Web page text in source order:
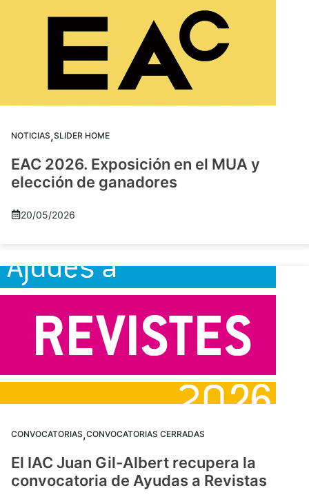
NOTICIAS,SLIDER HOME
EAC 2026. Exposición en el MUA y
elección de ganadores
20/05/2026
CONVOCATORIAS,CONVOCATORIAS CERRADAS
El IAC Juan Gil-Albert recupera la
convocatoria de Ayudas a Revistas